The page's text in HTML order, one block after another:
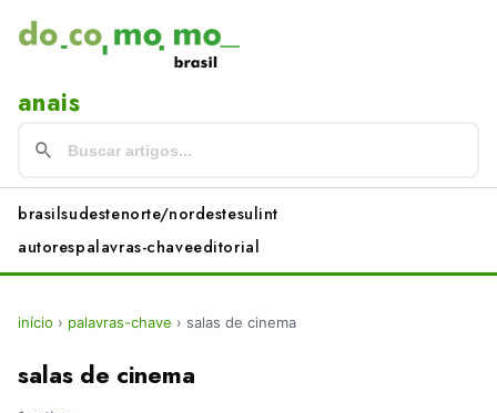
anais
brasilsudestenorte/nordestesulint
autorespalavras-chaveeditorial
início › palavras-chave › salas de cinema
salas de cinema